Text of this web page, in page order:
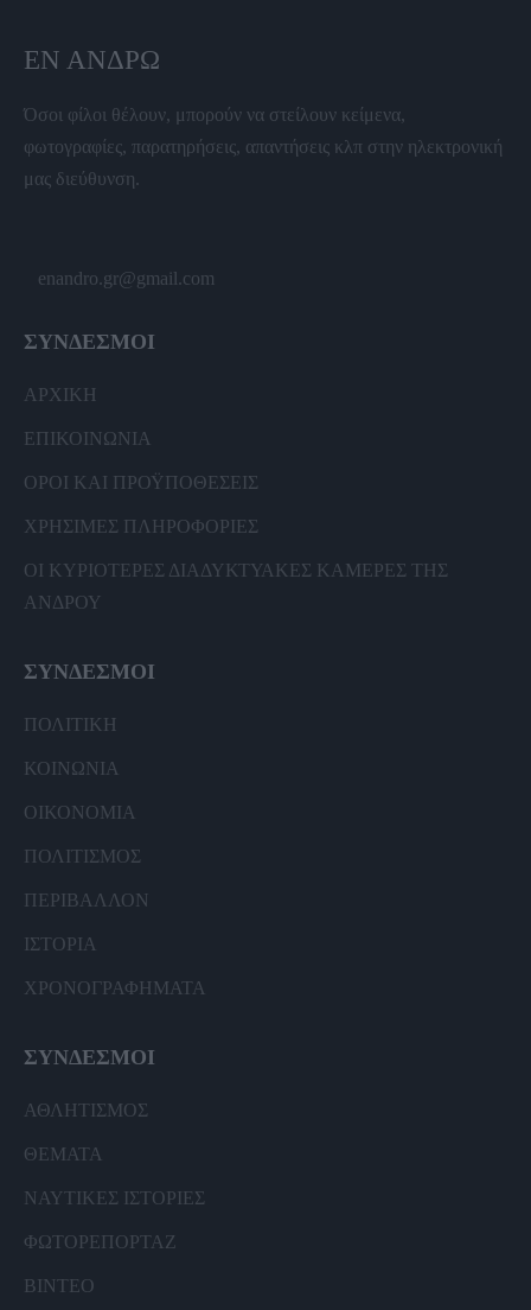
ΕΝ ΆΝΔΡΩ
Όσοι φίλοι θέλουν, μπορούν να στείλουν κείμενα,
φωτογραφίες, παρατηρήσεις, απαντήσεις κλπ στην ηλεκτρονική
μας διεύθυνση.
enandro.gr@gmail.com
ΣΥΝΔΕΣΜΟΙ
ΑΡΧΙΚΗ
ΕΠΙΚΟΙΝΩΝΙΑ
ΟΡΟΙ ΚΑΙ ΠΡΟΫΠΟΘΕΣΕΙΣ
ΧΡΗΣΙΜΕΣ ΠΛΗΡΟΦΟΡΙΕΣ
ΟΙ ΚΥΡΙΟΤΕΡΕΣ ΔΙΑΔΥΚΤΥΑΚΕΣ ΚΑΜΕΡΕΣ ΤΗΣ
ΑΝΔΡΟΥ
ΣΥΝΔΕΣΜΟΙ
ΠΟΛΙΤΙΚΗ
ΚΟΙΝΩΝΙΑ
ΟΙΚΟΝΟΜΙΑ
ΠΟΛΙΤΙΣΜΟΣ
ΠΕΡΙΒΑΛΛΟΝ
ΙΣΤΟΡΙΑ
ΧΡΟΝΟΓΡΑΦΗΜΑΤΑ
ΣΥΝΔΕΣΜΟΙ
ΑΘΛΗΤΙΣΜΟΣ
ΘΕΜΑΤΑ
ΝΑΥΤΙΚΕΣ ΙΣΤΟΡΙΕΣ
ΦΩΤΟΡΕΠΟΡΤΑΖ
ΒΙΝΤΕΟ